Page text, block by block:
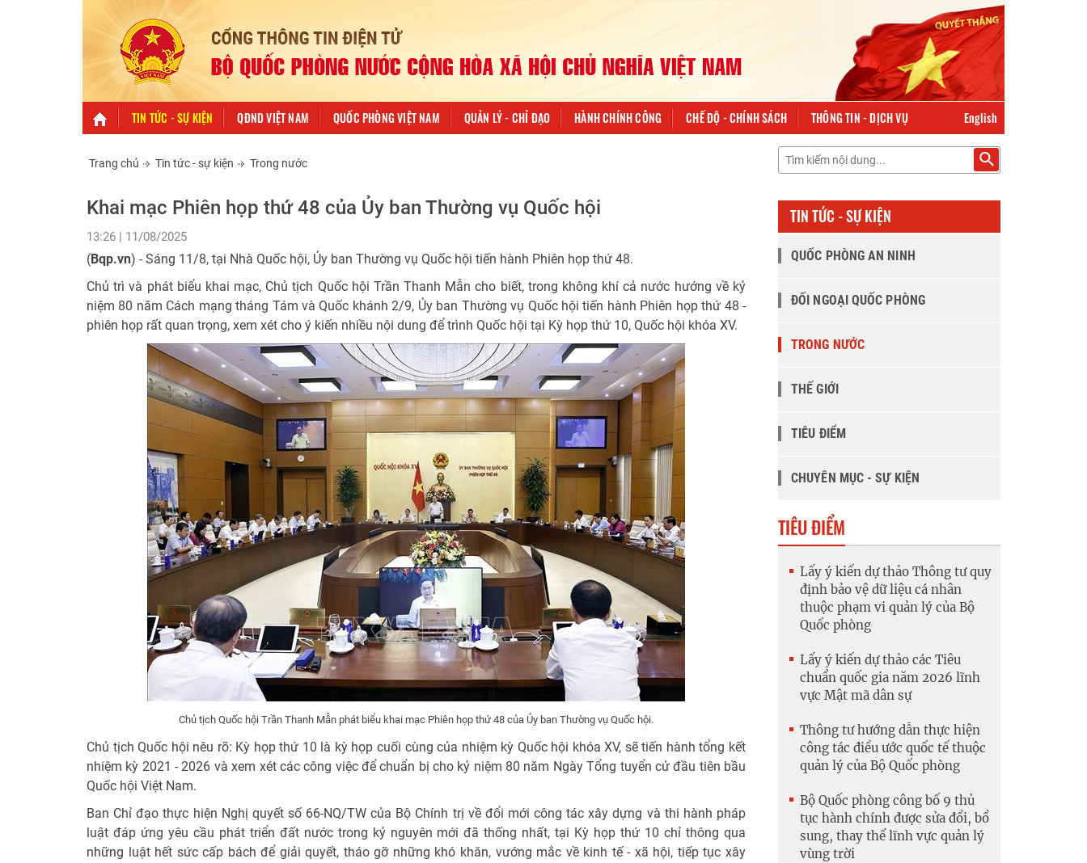
TIN TỨC - SỰ KIỆN QĐND VIỆT NAM QUỐC PHÒNG VIỆT NAM QUẢN LÝ - CHỈ ĐẠO HÀNH CHÍNH CÔNG CHẾ ĐỘ - CHÍNH SÁCH THÔNG TIN - DỊCH VỤ English
Trang chủ Tin tức - sự kiện Trong nước
Khai mạc Phiên họp thứ 48 của Ủy ban Thường vụ Quốc hội
13:26 | 11/08/2025
(Bqp.vn) - Sáng 11/8, tại Nhà Quốc hội, Ủy ban Thường vụ Quốc hội tiến hành Phiên họp thứ 48.
Chủ trì và phát biểu khai mạc, Chủ tịch Quốc hội Trần Thanh Mẫn cho biết, trong không khí cả nước hướng về kỷ
niệm 80 năm Cách mạng tháng Tám và Quốc khánh 2/9, Ủy ban Thường vụ Quốc hội tiến hành Phiên họp thứ 48 -
phiên họp rất quan trọng, xem xét cho ý kiến nhiều nội dung để trình Quốc hội tại Kỳ họp thứ 10, Quốc hội khóa XV.
Chủ tịch Quốc hội Trần Thanh Mẫn phát biểu khai mạc Phiên họp thứ 48 của Ủy ban Thường vụ Quốc hội.
Chủ tịch Quốc hội nêu rõ: Kỳ họp thứ 10 là kỳ họp cuối cùng của nhiệm kỳ Quốc hội khóa XV, sẽ tiến hành tổng kết
nhiệm kỳ 2021 - 2026 và xem xét các công việc để chuẩn bị cho kỷ niệm 80 năm Ngày Tổng tuyển cử đầu tiên bầu
Quốc hội Việt Nam.
Ban Chỉ đạo thực hiện Nghị quyết số 66-NQ/TW của Bộ Chính trị về đổi mới công tác xây dựng và thi hành pháp
luật đáp ứng yêu cầu phát triển đất nước trong kỷ nguyên mới đã thống nhất, tại Kỳ họp thứ 10 chỉ thông qua
những luật hết sức cấp bách để giải quyết, tháo gỡ những khó khăn, vướng mắc về kinh tế - xã hội, tiếp tục xây
TIN TỨC - SỰ KIỆN
QUỐC PHÒNG AN NINH
ĐỐI NGOẠI QUỐC PHÒNG
TRONG NƯỚC
THẾ GIỚI
TIÊU ĐIỂM
CHUYÊN MỤC - SỰ KIỆN
TIÊU ĐIỂM
Lấy ý kiến dự thảo Thông tư quy
định bảo vệ dữ liệu cá nhân
thuộc phạm vi quản lý của Bộ
Quốc phòng
Lấy ý kiến dự thảo các Tiêu
chuẩn quốc gia năm 2026 lĩnh
vực Mật mã dân sự
Thông tư hướng dẫn thực hiện
công tác điều ước quốc tế thuộc
quản lý của Bộ Quốc phòng
Bộ Quốc phòng công bố 9 thủ
tục hành chính được sửa đổi, bổ
sung, thay thế lĩnh vực quản lý
vùng trời